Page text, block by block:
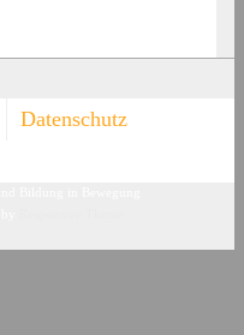
Datenschutz